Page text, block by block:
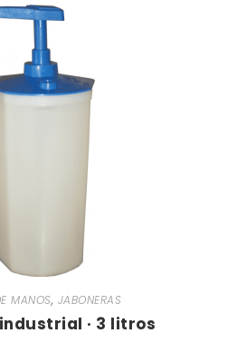
MANOS, JABONERAS
· 3 litros